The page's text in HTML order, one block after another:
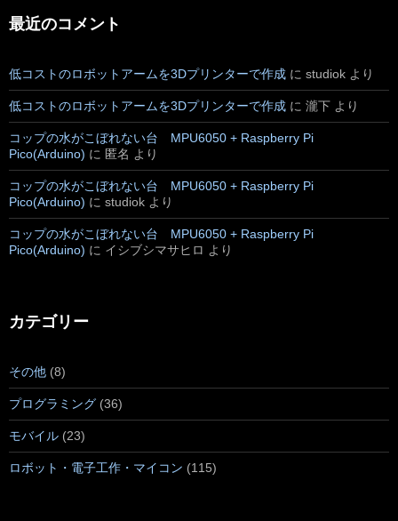
最近のコメント
低コストのロボットアームを3Dプリンターで作成 に studiok より
低コストのロボットアームを3Dプリンターで作成 に 瀧下 より
コップの水がこぼれない台 MPU6050 + Raspberry Pi
Pico(Arduino) に 匿名 より
コップの水がこぼれない台 MPU6050 + Raspberry Pi
Pico(Arduino) に studiok より
コップの水がこぼれない台 MPU6050 + Raspberry Pi
Pico(Arduino) に イシブシマサヒロ より
カテゴリー
その他 (8)
プログラミング (36)
モバイル (23)
ロボット・電子工作・マイコン (115)